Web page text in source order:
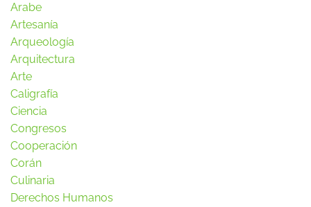
Arabe
Artesanía
Arqueología
Arquitectura
Arte
Caligrafía
Ciencia
Congresos
Cooperación
Corán
Culinaria
Derechos Humanos